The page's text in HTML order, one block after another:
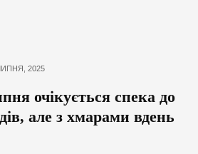
2025
очікується спека до
але з хмарами вдень